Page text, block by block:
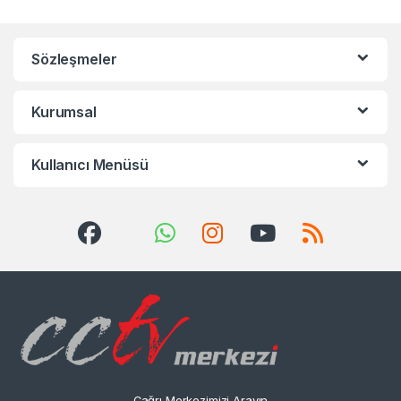
Sözleşmeler
Kurumsal
Kullanıcı Menüsü